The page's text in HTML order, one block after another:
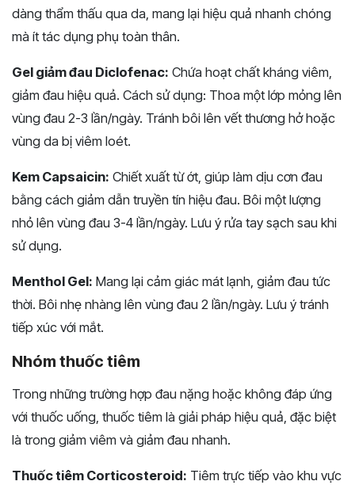
dàng thẩm thấu qua da, mang lại hiệu quả nhanh chóng
mà ít tác dụng phụ toàn thân.
Gel giảm đau Diclofenac: Chứa hoạt chất kháng viêm,
giảm đau hiệu quả. Cách sử dụng: Thoa một lớp mỏng lên
vùng đau 2-3 lần/ngày. Tránh bôi lên vết thương hở hoặc
vùng da bị viêm loét.
Kem Capsaicin: Chiết xuất từ ớt, giúp làm dịu cơn đau
bằng cách giảm dẫn truyền tín hiệu đau. Bôi một lượng
nhỏ lên vùng đau 3-4 lần/ngày. Lưu ý rửa tay sạch sau khi
sử dụng.
Menthol Gel: Mang lại cảm giác mát lạnh, giảm đau tức
thời. Bôi nhẹ nhàng lên vùng đau 2 lần/ngày. Lưu ý tránh
tiếp xúc với mắt.
Nhóm thuốc tiêm
Trong những trường hợp đau nặng hoặc không đáp ứng
với thuốc uống, thuốc tiêm là giải pháp hiệu quả, đặc biệt
là trong giảm viêm và giảm đau nhanh.
Thuốc tiêm Corticosteroid: Tiêm trực tiếp vào khu vực